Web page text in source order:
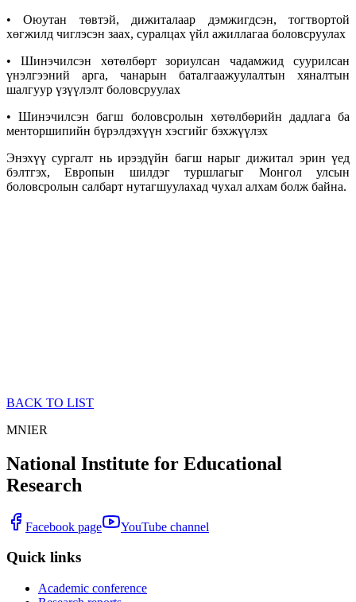
• Оюутан төвтэй, дижиталаар дэмжигдсэн, тогтвортой
хөгжилд чиглэсэн заах, суралцах үйл ажиллагаа боловсруулах
• Шинэчилсэн хөтөлбөрт зориулсан чадамжид суурилсан
үнэлгээний арга, чанарын баталгаажуулалтын хяналтын
шалгуур үзүүлэлт боловсруулах
• Шинэчилсэн багш боловсролын хөтөлбөрийн дадлага ба
менторшипийн бүрэлдэхүүн хэсгийг бэхжүүлэх
Энэхүү сургалт нь ирээдүйн багш нарыг дижитал эрин үед
бэлтгэх, Европын шилдэг туршлагыг Монгол улсын
боловсролын салбарт нутагшуулахад чухал алхам болж байна.
BACK TO LIST
MNIER
National Institute for Educational
Research
Facebook page YouTube channel
Quick links
Academic conference